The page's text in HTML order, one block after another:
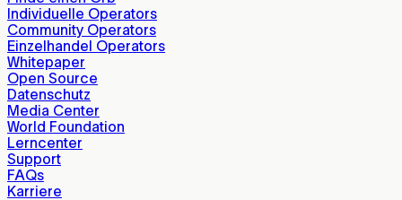
Individuelle Operators
Community Operators
Einzelhandel Operators
Whitepaper
Open Source
Datenschutz
Media Center
World Foundation
Lerncenter
Support
FAQs
Karriere